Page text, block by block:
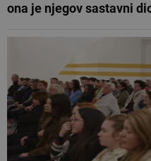
ona je njegov sastavni